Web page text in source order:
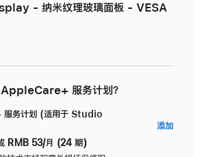
- 纳米纹理玻璃面板 - VESA
AppleCare+ 服务计划？
务计划 (适用于 Studio
RMB 53/月 (24 期)
添加